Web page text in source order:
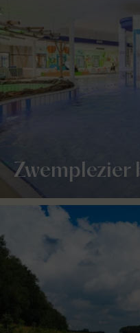
Zwemplezier